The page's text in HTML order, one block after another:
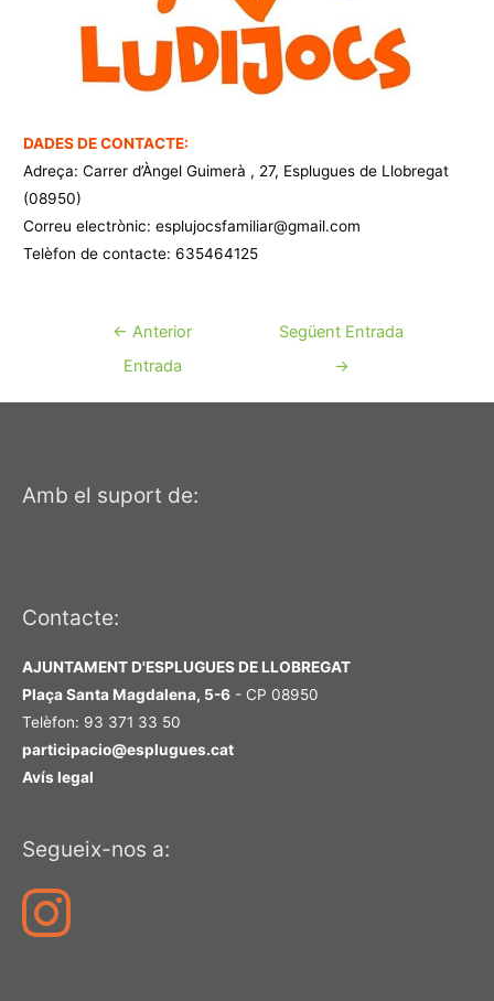
DADES DE CONTACTE:
Adreça: Carrer d’Àngel Guimerà , 27, Esplugues de Llobregat
(08950)
Correu electrònic: esplujocsfamiliar@gmail.com
Telèfon de contacte: 635464125
Navegació
← Anterior
Entrada
Següent Entrada
→
Amb el suport de:
Contacte:
AJUNTAMENT D'ESPLUGUES DE LLOBREGAT
Plaça Santa Magdalena, 5-6 - CP 08950
Telèfon: 93 371 33 50
participacio@esplugues.cat
Avís legal
Segueix-nos a: